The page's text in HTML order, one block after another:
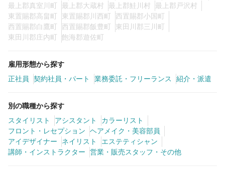
最上郡真室川町
最上郡大蔵村 最上郡鮭川村
最上郡戸沢村
東置賜郡高畠町
東置賜郡川西町
西置賜郡小国町
西置賜郡白鷹町
西置賜郡飯豊町
東田川郡三川町
東田川郡庄内町
飽海郡遊佐町
雇用形態から探す
正社員
契約社員・パート 業務委託・フリーランス 紹介・派遣
別の職種から探す
スタイリスト
アシスタント
カラーリスト
フロント・レセプション
ヘアメイク・美容部員
アイデザイナー
ネイリスト
エステティシャン
講師・インストラクター
営業・販売スタッフ・その他